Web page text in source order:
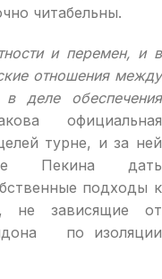
читабельны.
и перемен, и в
отношения между
деле обеспечения
официальная
турне, и за ней
Пекина дать
подходы к
не зависящие от
по изоляции